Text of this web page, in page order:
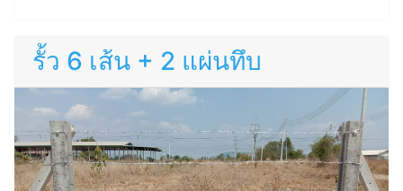
รั้ว 6 เส้น + 2 แผ่นทึบ